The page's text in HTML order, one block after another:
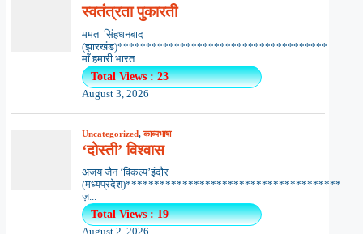
स्वतंत्रता पुकारती
ममता सिंहधनबाद
(झारखंड)*************************************
माँ हमारी भारत...
Total Views : 23
August 3, 2026
Uncategorized,काव्यभाषा
‘दोस्ती’ विश्वास
अजय जैन ‘विकल्प’इंदौर
(मध्यप्रदेश)**************************************
ज़...
Total Views : 19
August 2, 2026